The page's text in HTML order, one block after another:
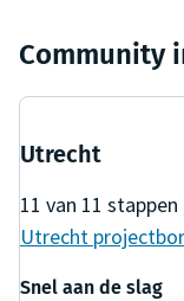
Community
Utrecht
11 van 11
Utrecht
Snel aan de slag